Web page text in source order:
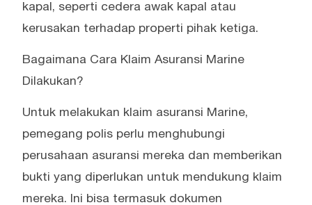
kapal, seperti cedera awak kapal atau
kerusakan terhadap properti pihak ketiga.
Bagaimana Cara Klaim Asuransi Marine
Dilakukan?
Untuk melakukan klaim asuransi Marine,
pemegang polis perlu menghubungi
perusahaan asuransi mereka dan memberikan
bukti yang diperlukan untuk mendukung klaim
mereka. Ini bisa termasuk dokumen